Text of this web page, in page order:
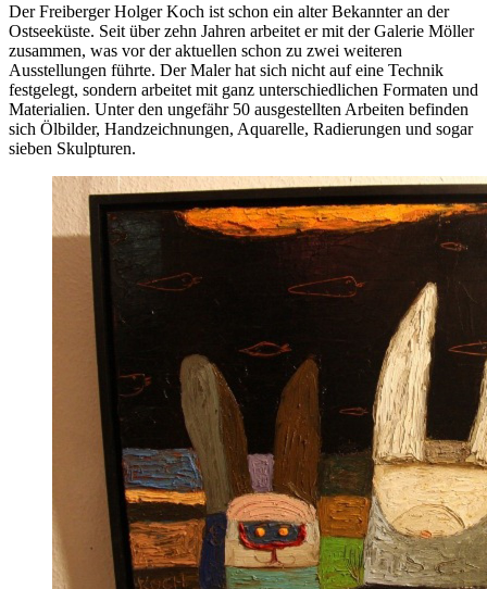
Der Freiberger Holger Koch ist schon ein alter Bekannter an der
Ostseeküste. Seit über zehn Jahren arbeitet er mit der Galerie Möller
zusammen, was vor der aktuellen schon zu zwei weiteren
Ausstellungen führte. Der Maler hat sich nicht auf eine Technik
festgelegt, sondern arbeitet mit ganz unterschiedlichen Formaten und
Materialien. Unter den ungefähr 50 ausgestellten Arbeiten befinden
sich Ölbilder, Handzeichnungen, Aquarelle, Radierungen und sogar
sieben Skulpturen.